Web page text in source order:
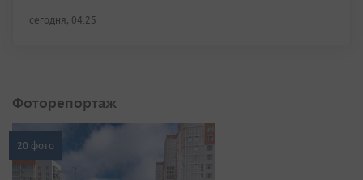
сегодня, 04:25
Фоторепортаж
20 фото